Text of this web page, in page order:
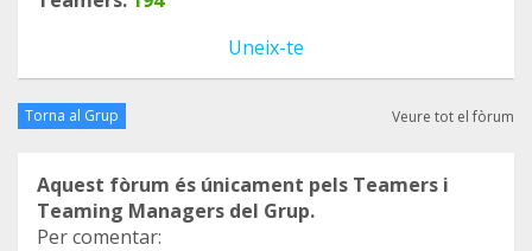
Uneix-te
Torna al Grup Veure tot el fòrum
Aquest fòrum és únicament pels Teamers i
Teaming Managers del Grup.
Per comentar: